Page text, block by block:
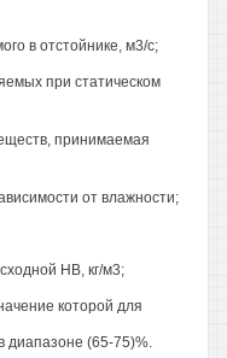
в отстойнике, м3/с;
при статическом
принимаемая
от влажности;
НВ, кг/м3;
которой для
диапазоне (65-75)%.